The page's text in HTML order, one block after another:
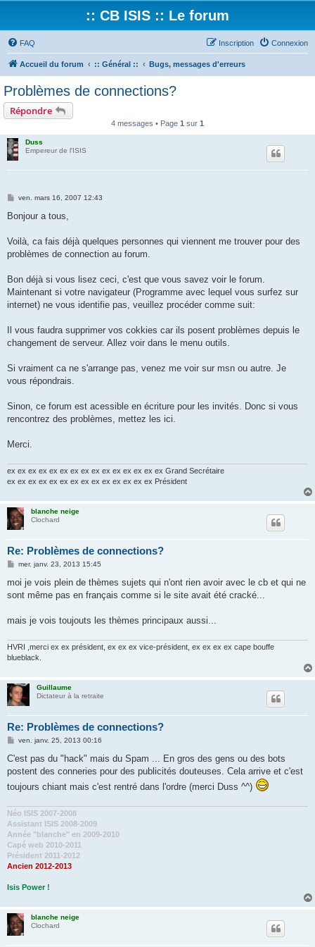
:: CB ISIS :: Le forum
FAQ Connexion
Inscription
Accueil du forum :: Général :: Bugs, messages d'erreurs
Problèmes de connections?
Répondre
4 messages • Page 1 sur 1
Duss
Empereur de l'ISIS
M
s
g
ven. mars 16, 2007 12:43
Bonjour a tous,
Voilà, ca fais déjà quelques personnes qui viennent me trouver pour des
problèmes de connection au forum.
Bon déjà si vous lisez ceci, c'est que vous savez voir le forum.
Maintenant si votre navigateur (Programme avec lequel vous surfez sur
internet) ne vous identifie pas, veuillez procéder comme suit:
Il vous faudra supprimer vos cokkies car ils posent problèmes depuis le
changement de serveur. Allez voir dans le menu outils.
Si vraiment ca ne s'arrange pas, venez me voir sur msn ou autre. Je
vous répondrais.
Sinon, ce forum est acessible en écriture pour les invités. Donc si vous
rencontrez des problèmes, mettez les ici.
Merci.
ex ex ex ex ex ex ex ex ex ex ex ex ex ex ex Grand Secrétaire
ex ex ex ex ex ex ex ex ex ex ex ex ex ex Président
blanche neige
Clochard
Re: Problèmes de connections?
M
s
a
mer. janv. 23, 2013 15:45
moi je vois plein de thèmes sujets qui n'ont rien avoir avec le cb et qui ne
sont même pas en français comme si le site avait été cracké...
mais je vois toujouts les thèmes principaux aussi...
HVRI ,merci ex ex président, ex ex ex vice-président, ex ex ex ex cape bouffe
blueblack.
Guillaume
Dictateur à la retraite
Re: Problèmes de connections?
M
s
a
e
ven. janv. 25, 2013 00:16
C'est pas du "hack" mais du Spam ... En gros des gens ou des bots
postent des conneries pour des publicités douteuses. Cela arrive et c'est
toujours chiant mais c'est rentré dans l'ordre (merci Duss ^^)
Néo ISIS 2007-2008
Assistant ISIS 2008-2009
Année "blanche" en 2009-2010
Capé web 2010-2011
Président 2011-2012
Ancien 2012-2013
Isis Power !
blanche neige
Clochard